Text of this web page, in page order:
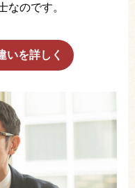
なのです。
いを詳しく